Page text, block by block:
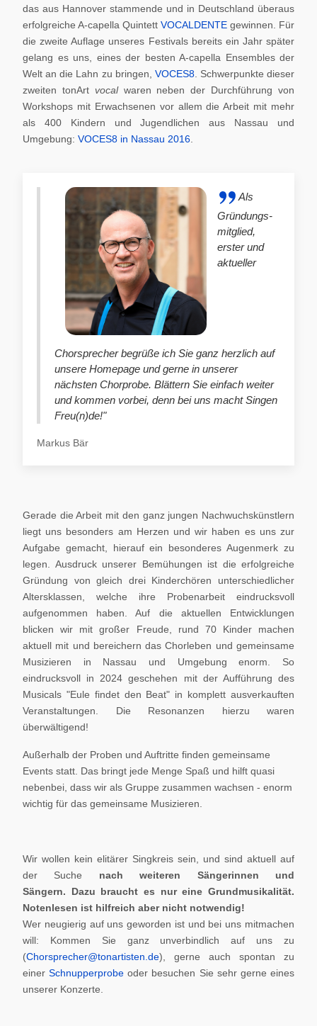
das aus Hannover stammende und in Deutschland überaus
erfolgreiche A-capella Quintett VOCALDENTE gewinnen. Für
die zweite Auflage unseres Festivals bereits ein Jahr später
gelang es uns, eines der besten A-capella Ensembles der
Welt an die Lahn zu bringen, VOCES8. Schwerpunkte dieser
zweiten tonArt vocalwaren neben der Durchführung von
Workshops mit Erwachsenen vor allem die Arbeit mit mehr
als 400 Kindern und Jugendlichen aus Nassau und
Umgebung: VOCES8 in Nassau 2016
Als
Gründungs-
mitglied,
erster und
aktueller
Chorsprecher begrüße ich Sie ganz herzlich auf
unsere Homepage und gerne in unserer
nächsten Chorprobe. Blättern Sie einfach weiter
und kommen vorbei, denn bei uns macht Singen
Freu(n)de!"
Markus Bär
Gerade die Arbeit mit den ganz jungen Nachwuchskünstlern
liegt uns besonders am Herzen und wir haben es uns zur
Aufgabe gemacht, hierauf ein besonderes Augenmerk zu
legen. Ausdruck unserer Bemühungen ist die erfolgreiche
Gründung von gleich drei Kinderchören unterschiedlicher
Altersklassen, welche ihre Probenarbeit eindrucksvoll
aufgenommen haben. Auf die aktuellen Entwicklungen
blicken wir mit großer Freude, rund 70 Kinder machen
aktuell mit und bereichern das Chorleben und gemeinsame
Musizieren in Nassau und Umgebung enorm. So
eindrucksvoll in 2024 geschehen mit der Aufführung des
Musicals "Eule findet den Beat" in komplett ausverkauften
Veranstaltungen. Die Resonanzen hierzu waren
überwältigend!
Außerhalb der Proben und Auftritte finden gemeinsame
Events statt. Das bringt jede Menge Spaß und hilft quasi
nebenbei, dass wir als Gruppe zusammen wachsen - enorm
wichtig für das gemeinsame Musizieren.
Wir wollen kein elitärer Singkreis sein, und sind aktuell auf
der Suche nach weiteren Sängerinnen und
Sängern. Dazu braucht es nur eine Grundmusikalität.
Notenlesen ist hilfreich aber nicht notwendig!
Wer neugierig auf uns geworden ist und bei uns mitmachen
will: Kommen Sie ganz unverbindlich auf uns zu
(Chorsprecher@tonartisten.de), gerne auch spontan zu
einerSchnupperprobe oder besuchen Sie sehr gerne eines
unserer Konzerte.